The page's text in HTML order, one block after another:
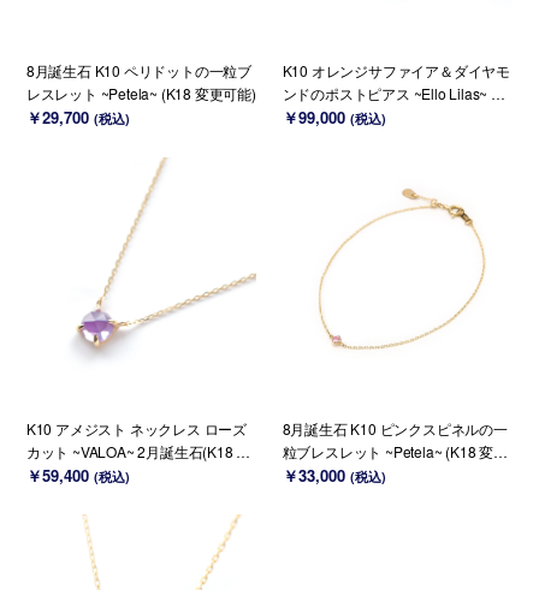
8月誕生石 K10 ペリドットの一粒ブ
レスレット ~Petela~ (K18 変更可能)
￥29,700 (税込)
K10 オレンジサファイア＆ダイヤモ
ンドのポストピアス ~Ello Lilas~ 9
月誕生石(K18変更可能)
￥99,000 (税込)
K10 アメジスト ネックレス ローズ
カット ~VALOA~ 2月誕生石(K18 変
更可能)
￥59,400 (税込)
8月誕生石 K10 ピンクスピネルの一
粒ブレスレット ~Petela~ (K18 変更
可能)
￥33,000 (税込)